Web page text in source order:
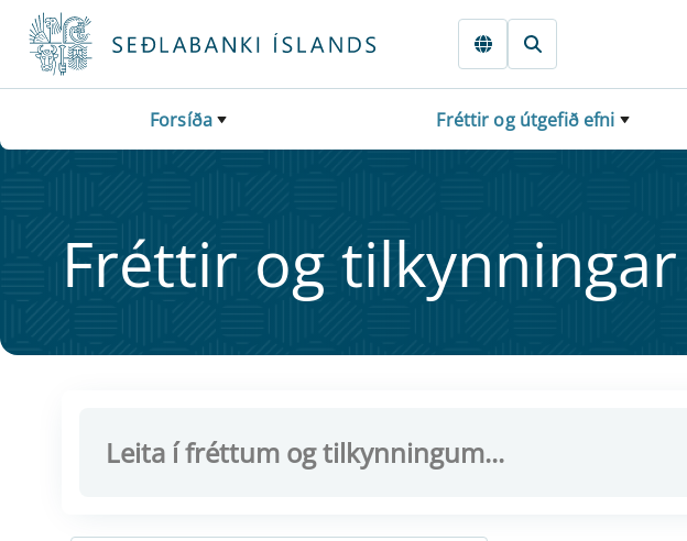
Fara beint í Meginmál
Forsíða Fréttir og útgefið efni
Frétt­ir og til­kynn­ing­ar